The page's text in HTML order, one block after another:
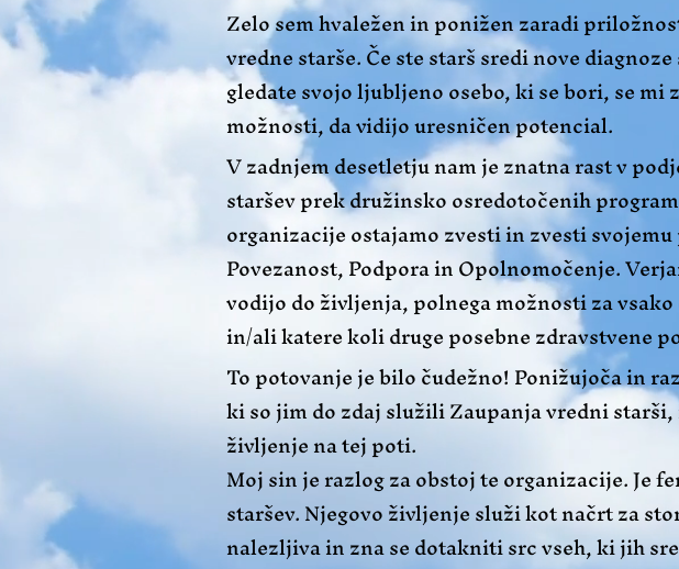
​Zelo sem hvaležen in ponižen zaradi
vredne starše. Če ste starš sredi nove
gledate svojo ljubljeno osebo, ki se bori, se
možnosti, da vidijo uresničen potencial.
​V zadnjem desetletju nam je znatna rast v
staršev prek družinsko osredotočenih
organizacije ostajamo zvesti in zvesti
Povezanost, Podpora in Opolnomočenje.
vodijo do življenja, polnega možnosti za
in/ali katere koli druge posebne zdravstvene
To potovanje je bilo čudežno! Ponižujoča in
ki so jim do zdaj služili Zaupanja vredni
življenje na tej poti.
​Moj sin je razlog za obstoj te organizacije. Je
staršev. Njegovo življenje služi kot načrt za
nalezljiva in zna se dotakniti src vseh, ki jih